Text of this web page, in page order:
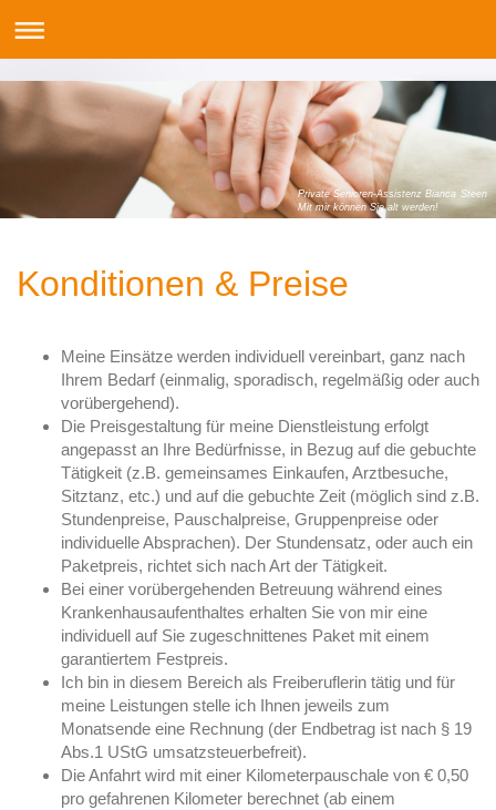
Private Senioren-Assistenz Bianca Steen
Mit mir können Sie alt werden!
Konditionen & Preise
Meine Einsätze werden individuell vereinbart, ganz nach
Ihrem Bedarf (einmalig, sporadisch, regelmäßig oder auch
vorübergehend).
Die Preisgestaltung für meine Dienstleistung erfolgt
angepasst an Ihre Bedürfnisse, in Bezug auf die gebuchte
Tätigkeit (z.B. gemeinsames Einkaufen, Arztbesuche,
Sitztanz, etc.) und auf die gebuchte Zeit (möglich sind z.B.
Stundenpreise, Pauschalpreise, Gruppenpreise oder
individuelle Absprachen). Der Stundensatz, oder auch ein
Paketpreis, richtet sich nach Art der Tätigkeit.
Bei einer vorübergehenden Betreuung während eines
Krankenhausaufenthaltes erhalten Sie von mir eine
individuell auf Sie zugeschnittenes Paket mit einem
garantiertem Festpreis.
Ich bin in diesem Bereich als Freiberuflerin tätig und für
meine Leistungen stelle ich Ihnen jeweils zum
Monatsende eine Rechnung (der Endbetrag ist nach § 19
Abs.1 UStG umsatzsteuerbefreit).
Die Anfahrt wird mit einer Kilometerpauschale von € 0,50
pro gefahrenen Kilometer berechnet (ab einem